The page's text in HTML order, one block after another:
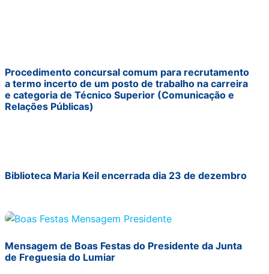
Procedimento concursal comum para recrutamento
a termo incerto de um posto de trabalho na carreira
e categoria de Técnico Superior (Comunicação e
Relações Públicas)
Biblioteca Maria Keil encerrada dia 23 de dezembro
Mensagem de Boas Festas do Presidente da Junta
de Freguesia do Lumiar